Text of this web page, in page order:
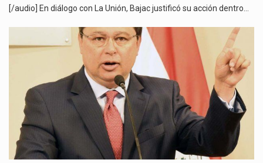
[/audio] En diálogo con La Unión, Bajac justificó su acción dentro…